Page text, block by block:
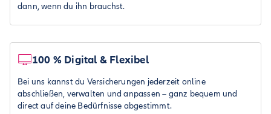
dann, wenn du ihn brauchst.
100 % Digital & Flexibel
Bei uns kannst du Versicherungen jederzeit online
abschließen, verwalten und anpassen – ganz bequem und
direct auf deine Bedürfnisse abgestimmt.